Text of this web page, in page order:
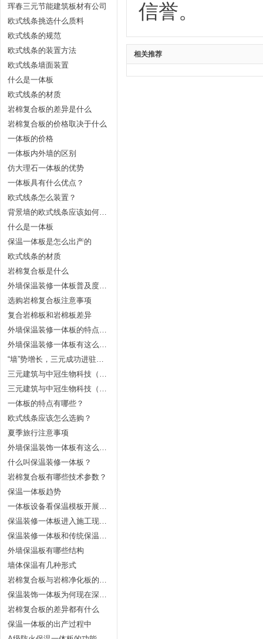
珲春三元节能建筑板材有公司
欧式线条挑选什么质料
欧式线条的规范
欧式线条的装置方法
欧式线条墙面装置
什么是一体板
欧式线条的材质
岩棉复合板的差异是什么
岩棉复合板的价格取决于什么
一体板的价格
一体板内外墙的区别
仿大理石一体板的优势
一体板具有什么优点？
欧式线条怎么装置？
背景墙的欧式线条应该如何安装？
什么是一体板
保温一体板是怎么出产的
欧式线条的材质
岩棉复合板是什么
外墙保温装修一体板普及度为什么不高？
选购岩棉复合板注意事项
复合岩棉板和岩棉板差异
外墙保温装修一体板的特点有哪些？
外墙保温装修一体板有这么多优势
“墙”势增长，三元成功进驻长春昆山中学
三元建筑与中冠生物科技（珲春）有限公司项目成签订战略合作协议
三元建筑与中冠生物科技（珲春）有限公司项目成签订战略合作协议
一体板的特点有哪些？
欧式线条应该怎么选购？
夏季旅行注意事项
外墙保温装饰一体板有这么多优势
什么叫保温装修一体板？
岩棉复合板有哪些技术参数？
保温一体板趋势
一体板设备看保温模板开展前景
保温装修一体板进入施工现在要注意合理安放
保温装修一体板和传统保温体系具有的优势
外墙保温板有哪些结构
墙体保温有几种形式
岩棉复合板与岩棉净化板的有什么区别么？
保温装饰一体板为何现在深受喜欢？
岩棉复合板的差异都有什么
保温一体板的出产过程中
信誉。
相关推荐